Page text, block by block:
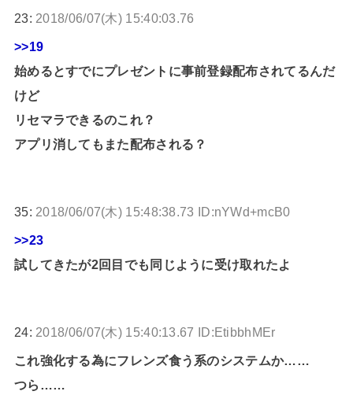
23: 2018/06/07(木) 15:40:03.76
>>19
始めるとすでにプレゼントに事前登録配布されてるんだ
けど
リセマラできるのこれ？
アプリ消してもまた配布される？
35: 2018/06/07(木) 15:48:38.73 ID:nYWd+mcB0
>>23
試してきたが2回目でも同じように受け取れたよ
24: 2018/06/07(木) 15:40:13.67 ID:EtibbhMEr
これ強化する為にフレンズ食う系のシステムか……
つら……